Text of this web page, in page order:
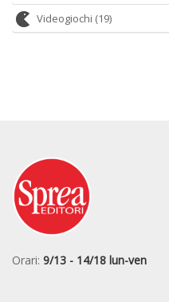
Videogiochi (19)
Orari: 9/13 - 14/18 lun-ven